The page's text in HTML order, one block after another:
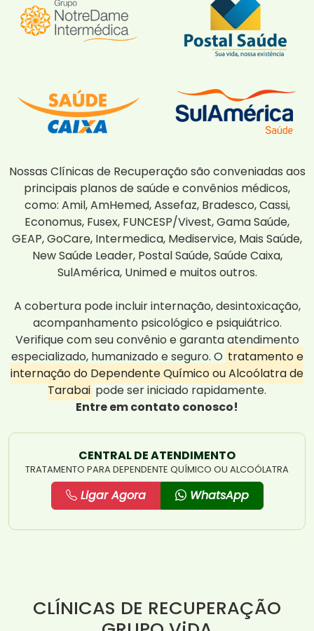
Nossas Clínicas de Recuperação são conveniadas aos
principais planos de saúde e convênios médicos,
como: Amil, AmHemed, Assefaz, Bradesco, Cassi,
Economus, Fusex, FUNCESP/Vivest, Gama Saúde,
GEAP, GoCare, Intermedica, Mediservice, Mais Saúde,
New Saúde Leader, Postal Saúde, Saúde Caixa,
SulAmérica, Unimed e muitos outros.
A cobertura pode incluir internação, desintoxicação,
acompanhamento psicológico e psiquiátrico.
Verifique com seu convênio e garanta atendimento
especializado, humanizado e seguro. O tratamento e
internação do Dependente Químico ou Alcoólatra de
Tarabai pode ser iniciado rapidamente.
Entre em contato conosco!
CENTRAL DE ATENDIMENTO
TRATAMENTO PARA DEPENDENTE QUÍMICO OU ALCOÓLATRA
Ligar Agora WhatsApp
CLÍNICAS DE RECUPERAÇÃO